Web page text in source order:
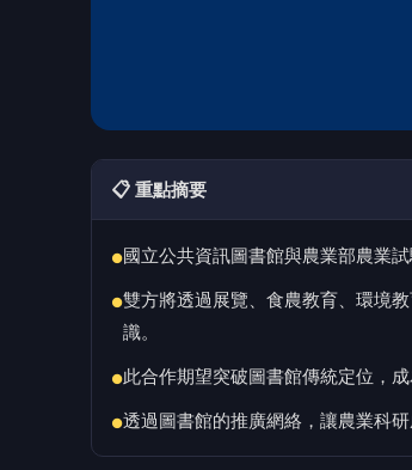
📋 重點摘要
●國立公共資訊圖書館與農業部農業
●雙方將透過展覽、食農教育、環境
識。
●此合作期望突破圖書館傳統定位，
●透過圖書館的推廣網絡，讓農業科